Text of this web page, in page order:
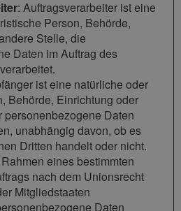
: Auftragsverarbeiter ist eine
Person, Behörde,
Stelle, die
Daten im Auftrag des
ist eine natürliche oder
Behörde, Einrichtung oder
personenbezogene Daten
unabhängig davon, ob es
Dritten handelt oder nicht.
eines bestimmten
nach dem Unionsrecht
Mitgliedstaaten
Daten